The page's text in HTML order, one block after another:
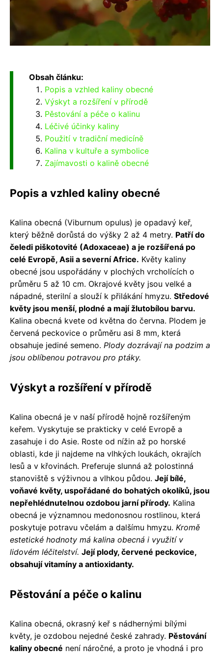
Obsah článku:
Popis a vzhled kaliny obecné
Výskyt a rozšíření v přírodě
Pěstování a péče o kalinu
Léčivé účinky kaliny
Použití v tradiční medicíně
Kalina v kultuře a symbolice
Zajímavosti o kalině obecné
Popis a vzhled kaliny obecné
Kalina obecná (Viburnum opulus) je opadavý keř,
který běžně dorůstá do výšky 2 až 4 metry. Patří do
čeledi piškotovité (Adoxaceae) a je rozšířená po
celé Evropě, Asii a severní Africe. Květy kaliny
obecné jsou uspořádány v plochých vrcholících o
průměru 5 až 10 cm. Okrajové květy jsou velké a
nápadné, sterilní a slouží k přilákání hmyzu. Středové
květy jsou menší, plodné a mají žlutobílou barvu.
Kalina obecná kvete od května do června. Plodem je
červená peckovice o průměru asi 8 mm, která
obsahuje jediné semeno. Plody dozrávají na podzim a
jsou oblíbenou potravou pro ptáky.
Výskyt a rozšíření v přírodě
Kalina obecná je v naší přírodě hojně rozšířeným
keřem. Vyskytuje se prakticky v celé Evropě a
zasahuje i do Asie. Roste od nížin až po horské
oblasti, kde ji najdeme na vlhkých loukách, okrajích
lesů a v křovinách. Preferuje slunná až polostinná
stanoviště s výživnou a vlhkou půdou. Její bílé,
voňavé květy, uspořádané do bohatých okolíků, jsou
nepřehlédnutelnou ozdobou jarní přírody. Kalina
obecná je významnou medonosnou rostlinou, která
poskytuje potravu včelám a dalšímu hmyzu. Kromě
estetické hodnoty má kalina obecná i využití v
lidovém léčitelství. Její plody, červené peckovice,
obsahují vitamíny a antioxidanty.
Pěstování a péče o kalinu
Kalina obecná, okrasný keř s nádhernými bílými
květy, je ozdobou nejedné české zahrady. Pěstování
kaliny obecné není náročné, a proto je vhodná i pro